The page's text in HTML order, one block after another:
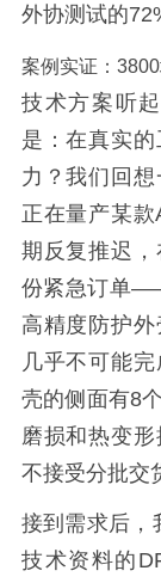
外协测试的
案例实证：
技术方案听
是：在真实
力？我们回
正在量产某
期反复推迟
份紧急订单
高精度防护
几乎不可能
壳的侧面有8
磨损和热变
不接受分批交
接到需求后，
技术资料的